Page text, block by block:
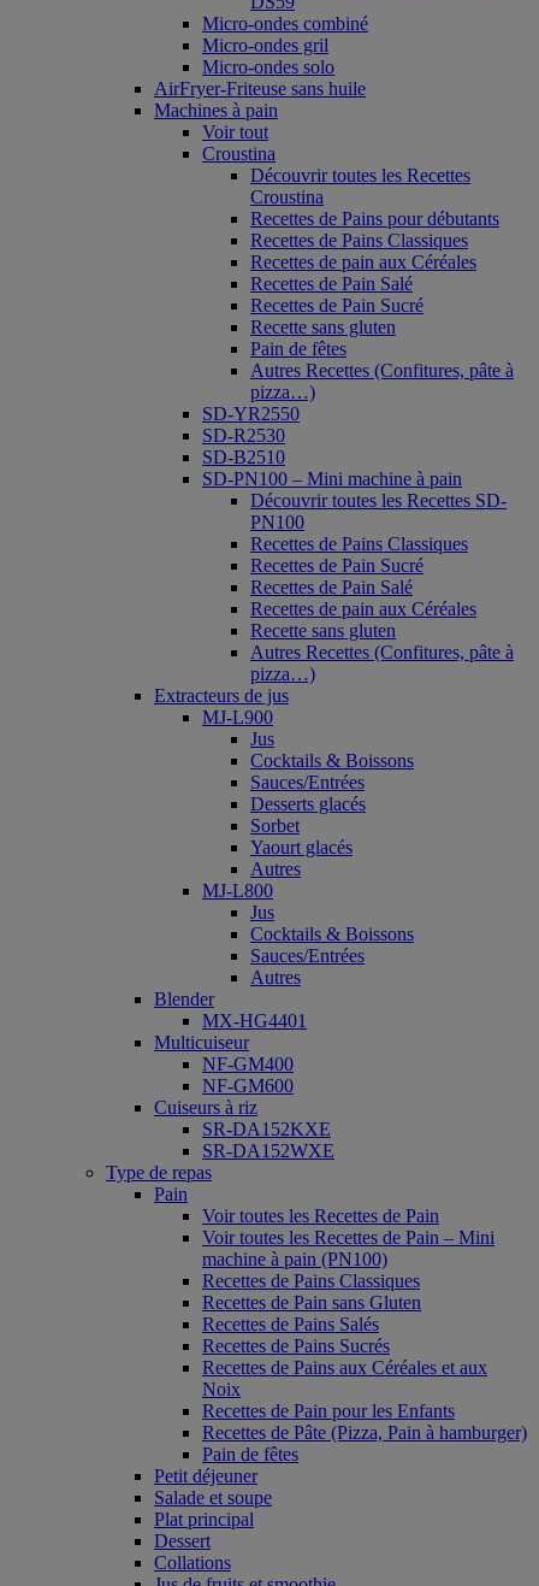
Micro-ondes combiné
Micro-ondes gril
Micro-ondes solo
AirFryer-Friteuse sans huile
Machines à pain
Voir tout
Croustina
Découvrir toutes les Recettes
Croustina
Recettes de Pains pour débutants
Recettes de Pains Classiques
Recettes de pain aux Céréales
Recettes de Pain Salé
Recettes de Pain Sucré
Recette sans gluten
Pain de fêtes
Autres Recettes (Confitures, pâte à
pizza…)
SD-YR2550
SD-R2530
SD-B2510
SD-PN100 – Mini machine à pain
Découvrir toutes les Recettes SD-
PN100
Recettes de Pains Classiques
Recettes de Pain Sucré
Recettes de Pain Salé
Recettes de pain aux Céréales
Recette sans gluten
Autres Recettes (Confitures, pâte à
pizza…)
Extracteurs de jus
MJ-L900
Jus
Cocktails & Boissons
Sauces/Entrées
Desserts glacés
Sorbet
Yaourt glacés
Autres
MJ-L800
Jus
Cocktails & Boissons
Sauces/Entrées
Autres
Blender
MX-HG4401
Multicuiseur
NF-GM400
NF-GM600
Cuiseurs à riz
SR-DA152KXE
SR-DA152WXE
Type de repas
Pain
Voir toutes les Recettes de Pain
Voir toutes les Recettes de Pain – Mini
machine à pain (PN100)
Recettes de Pains Classiques
Recettes de Pain sans Gluten
Recettes de Pains Salés
Recettes de Pains Sucrés
Recettes de Pains aux Céréales et aux
Noix
Recettes de Pain pour les Enfants
Recettes de Pâte (Pizza, Pain à hamburger)
Pain de fêtes
Petit déjeuner
Salade et soupe
Plat principal
Dessert
Collations